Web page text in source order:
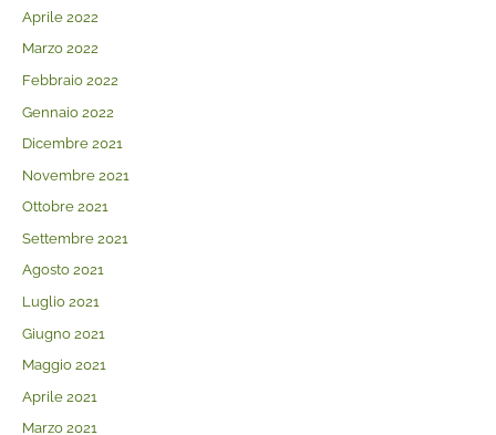
Aprile 2022
Marzo 2022
Febbraio 2022
Gennaio 2022
Dicembre 2021
Novembre 2021
Ottobre 2021
Settembre 2021
Agosto 2021
Luglio 2021
Giugno 2021
Maggio 2021
Aprile 2021
Marzo 2021